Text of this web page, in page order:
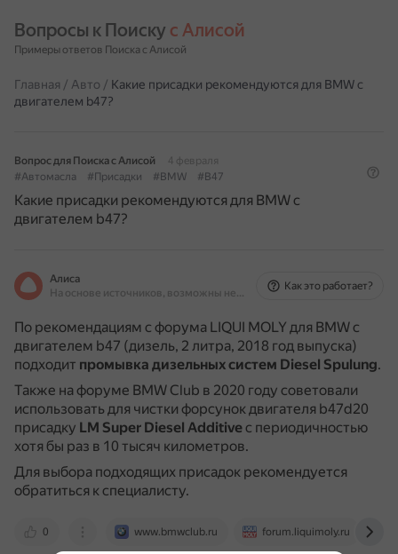
Вопросы к Поиску с Алисой
Примеры ответов Поиска с Алисой
Главная / Авто / Какие присадки рекомендуются для BMW с
двигателем b47?
Вопрос для Поиска с Алисой
4 февраля
#Автомасла
#Присадки #BMW #B47
Какие присадки рекомендуются для BMW с
двигателем b47?
Алиса
На основе источников, возможны неточности
Как это работает?
По рекомендациям с форума LIQUI MOLY для BMW с
двигателем b47 (дизель, 2 литра, 2018 год выпуска)
подходит промывка дизельных систем Diesel Spulung.
Также на форуме BMW Club в 2020 году советовали
использовать для чистки форсунок двигателя b47d20
присадку LM Super Diesel Additiveс периодичностью
хотя бы раз в 10 тысяч километров.
Для выбора подходящих присадок рекомендуется
обратиться к специалисту.
0 www.bmwclub.ru forum.liquimoly.ru